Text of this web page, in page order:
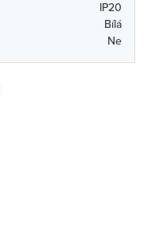
IP20
Bílá
Ne